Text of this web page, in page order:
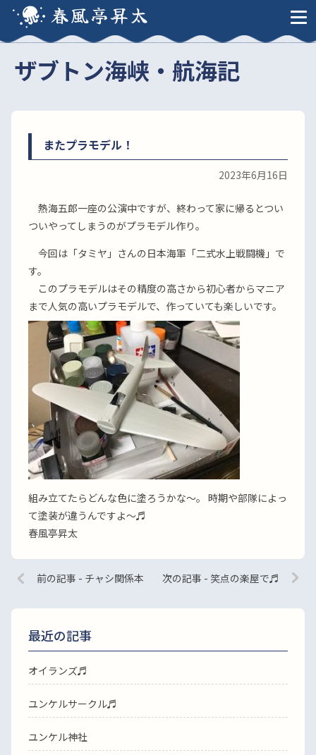
春風亭昇太
ザブトン海峡・航海記
またプラモデル！
2023年6月16日
熱海五郎一座の公演中ですが、終わって家に帰るとつい
ついやってしまうのがプラモデル作り。
今回は「タミヤ」さんの日本海軍「二式水上戦闘機」で
す。
このプラモデルはその精度の高さから初心者からマニア
まで人気の高いプラモデルで、作っていても楽しいです。
組み立てたらどんな色に塗ろうかな〜。 時期や部隊によっ
て塗装が違うんですよ〜♬
春風亭昇太
前の記事 - チャシ関係本 次の記事 - 笑点の楽屋で♬
最近の記事
オイランズ♬
ユンケルサークル♬
ユンケル神社